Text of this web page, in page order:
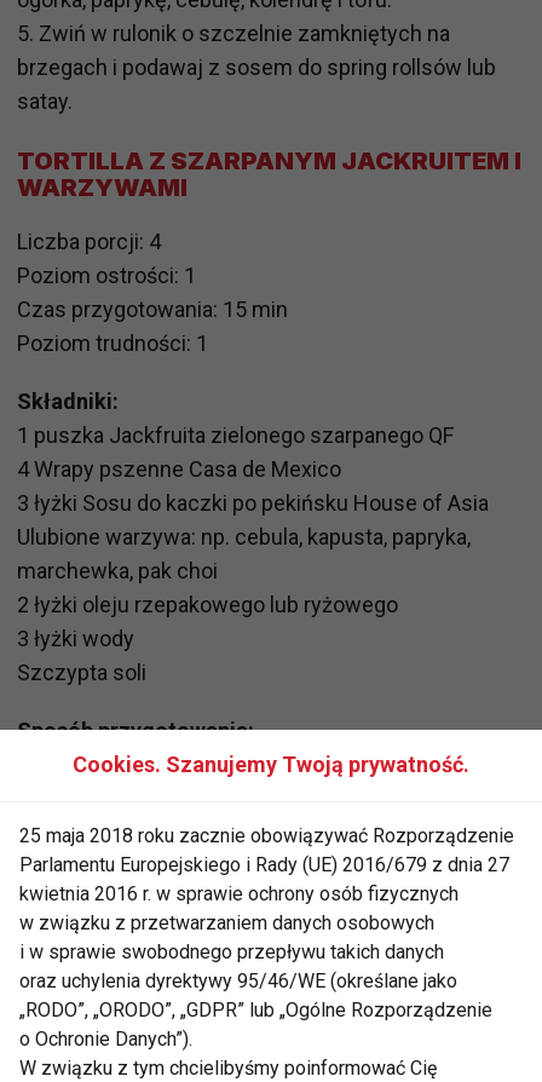
5. Zwiń w rulonik o szczelnie zamkniętych na
brzegach i podawaj z sosem do spring rollsów lub
satay.
TORTILLA Z SZARPANYM JACKRUITEM I
WARZYWAMI
Liczba porcji: 4
Poziom ostrości: 1
Czas przygotowania: 15 min
Poziom trudności: 1
Składniki:
1 puszka Jackfruita zielonego szarpanego QF
4 Wrapy pszenne Casa de Mexico
3 łyżki Sosu do kaczki po pekińsku House of Asia
Ulubione warzywa: np. cebula, kapusta, papryka,
marchewka, pak choi
2 łyżki oleju rzepakowego lub ryżowego
3 łyżki wody
Szczypta soli
Sposób przygotowania:
1. Jackfruita przełóż na sitko, odcedź z zalewy i
nadmiar wody i przełóż do miseczki.
2. Pokrój warzywa w drobne paski.
3. Rozgrzej olej na patelni, następnie dodaj
pokrojoną cebulę i lekko podsmaż. Następnie dodaj
jackfruita i smaż do lekkiego zbrązowienia, od czasu
do czasu mieszaj całość.
4. W osobnej miseczce wymieszaj sos do kaczki po
pekińsku z wodą. Tak rozrobiony sos dodaj na
Cookies. Szanujemy Twoją prywatność.
25 maja 2018 roku zacznie obowiązywać Rozporządzenie
Parlamentu Europejskiego i Rady (UE) 2016/679 z dnia 27
kwietnia 2016 r. w sprawie ochrony osób fizycznych
w związku z przetwarzaniem danych osobowych
i w sprawie swobodnego przepływu takich danych
oraz uchylenia dyrektywy 95/46/WE (określane jako
„RODO”, „ORODO”, „GDPR” lub „Ogólne Rozporządzenie
o Ochronie Danych”).
W związku z tym chcielibyśmy poinformować Cię